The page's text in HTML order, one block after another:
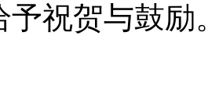
予祝贺与鼓励